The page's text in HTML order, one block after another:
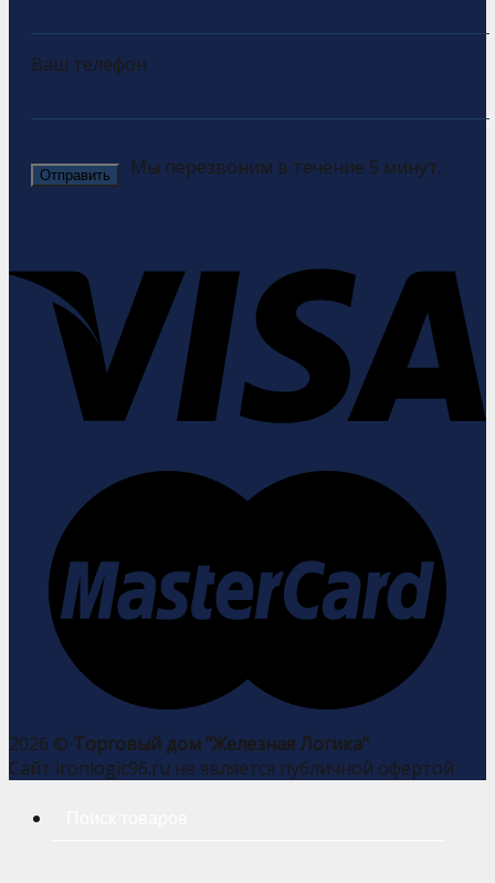
Ваш телефон
Мы перезвоним в течение 5 минут.
2026 © Торговый дом "Железная Логика"
Сайт ironlogic96.ru не является публичной офертой